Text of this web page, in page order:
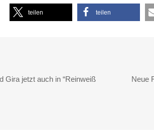
teilen teilen
Gira jetzt auch in “Reinweiß
Neue